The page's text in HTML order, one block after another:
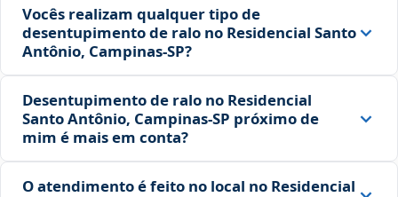
Vocês realizam qualquer tipo de
desentupimento de ralo no Residencial Santo
Antônio, Campinas‑SP?
Desentupimento de ralo no Residencial
Santo Antônio, Campinas‑SP próximo de
mim é mais em conta?
O atendimento é feito no local no Residencial